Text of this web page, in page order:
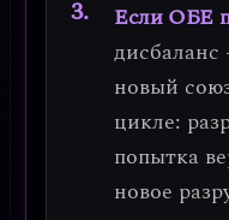
Если ОБЕ
новый
цикле:
попытка
новое